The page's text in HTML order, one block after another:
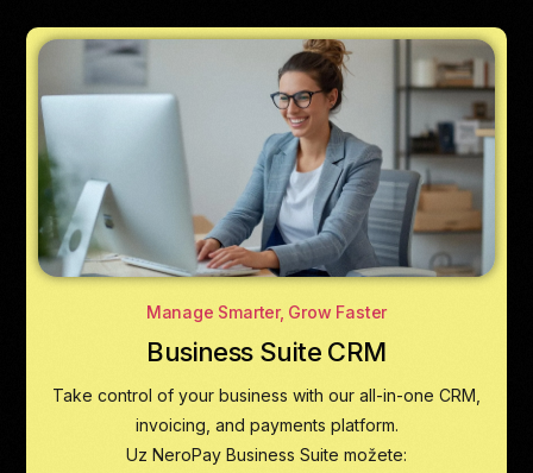
Manage Smarter, Grow Faster
Business Suite CRM
Take control of your business with our all-in-one CRM,
invoicing, and payments platform.
Uz NeroPay Business Suite možete: